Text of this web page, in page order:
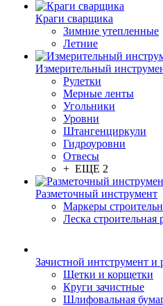
Краги сварщика
Зимние утепленные
Летние
Измерительный
Рулетки
Мерные ленты
Угольники
Уровни
Штангенциркули
Гидроуровни
Отвесы
+ ЕЩЕ 2
Разметочный инструмент
Маркеры
Леска строительная
Зачистной интструмент и
Щетки и корщетки
Круги зачистные
Шлифовальная